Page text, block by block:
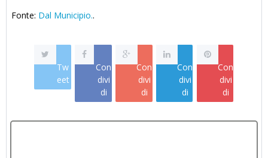
Fonte: Dal Municipio..
Tw
eet
Con
divi
di
Con
divi
di
Con
divi
di
Con
divi
di